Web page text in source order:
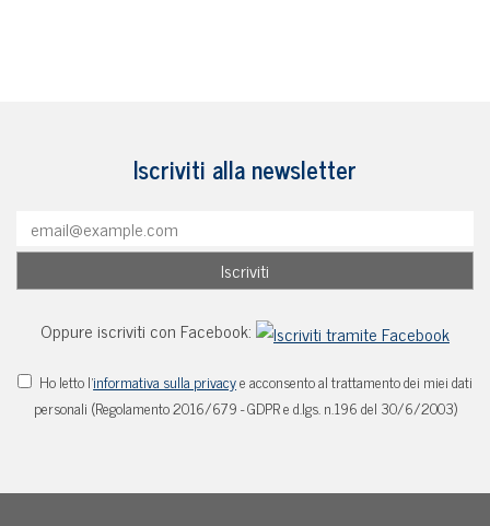
Iscriviti alla newsletter
Oppure iscriviti con Facebook:
Ho letto l'informativa sulla privacye acconsento al trattamento dei miei dati
personali (Regolamento 2016/679 - GDPR e d.lgs. n.196 del 30/6/2003)